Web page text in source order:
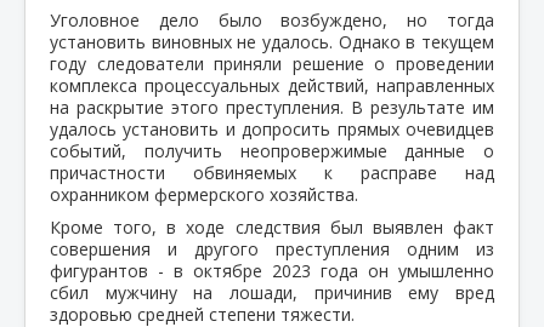
Уголовное дело было возбуждено, но тогда
установить виновных не удалось. Однако в текущем
году следователи приняли решение о проведении
комплекса процессуальных действий, направленных
на раскрытие этого преступления. В результате им
удалось установить и допросить прямых очевидцев
событий, получить неопровержимые данные о
причастности обвиняемых к расправе над
охранником фермерского хозяйства.
Кроме того, в ходе следствия был выявлен факт
совершения и другого преступления одним из
фигурантов - в октябре 2023 года он умышленно
сбил мужчину на лошади, причинив ему вред
здоровью средней степени тяжести.